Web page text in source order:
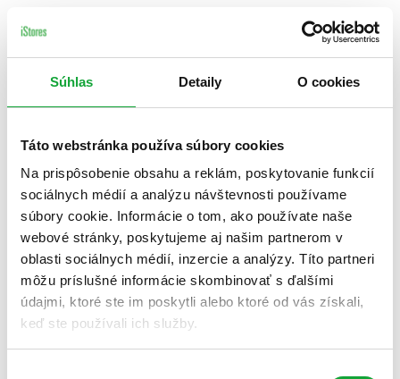
Súhlas Detaily O cookies
Táto webstránka používa súbory cookies
Na prispôsobenie obsahu a reklám, poskytovanie funkcií
sociálnych médií a analýzu návštevnosti používame
súbory cookie. Informácie o tom, ako používate naše
webové stránky, poskytujeme aj našim partnerom v
oblasti sociálnych médií, inzercie a analýzy. Títo partneri
môžu príslušné informácie skombinovať s ďalšími
údajmi, ktoré ste im poskytli alebo ktoré od vás získali,
keď ste používali ich služby.